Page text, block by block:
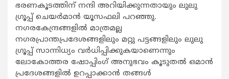
ഭരണകൂടത്തിന് നന്ദി അറിയിക്കുന്നതായും ലുലു
ഗ്രൂപ്പ് ചെയർമാൻ യൂസഫലി പറഞ്ഞു.
നഗരകേന്ദ്രങ്ങളിൽ മാത്രമല്ല
നഗരപ്രാന്തപ്രദേശങ്ങളിലും മറ്റു പട്ടങ്ങളിലും ലുലു
ഗ്രൂപ്പ് സാന്നിധ്യം വർധിപ്പിക്കുകയാണെന്നും
ലോകോത്തര ഷോപ്പിംഗ് അനുഭവം കൂടുതൽ ഒമാൻ
പ്രദേശങ്ങളിൽ ഉറപ്പാക്കാൻ തങ്ങൾ